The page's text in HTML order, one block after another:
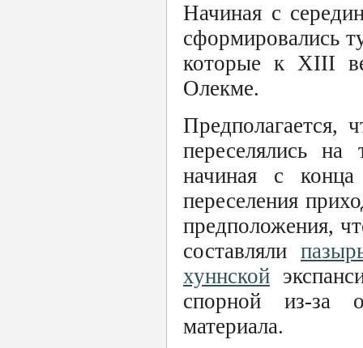
Начиная с
сформировались
которые к XIII
Олекме.
Предполагается,
переселялись
начиная с
переселения
предположения,
составляли
хуннской
спорной из-за
материала.